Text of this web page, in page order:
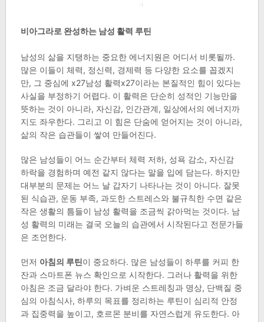
비아그라로 완성하는 남성 활력 루틴
남성의 삶을 지탱하는 중요한 에너지원은 어디서 비롯될까.
많은 이들이 체력, 정신력, 경제력 등 다양한 요소를 꼽겠지
만, 그 중심에 x27남성 활력x27이라는 본질적인 힘이 있다는
사실을 부정하기 어렵다. 이 활력은 단순히 성적인 기능만을
뜻하는 것이 아니라, 자신감, 인간관계, 일상에서의 에너지까
지도 좌우한다. 그리고 이 힘은 단숨에 얻어지는 것이 아니라,
삶의 작은 습관들이 쌓여 만들어진다.
많은 남성들이 어느 순간부터 체력 저하, 성욕 감소, 자신감
하락을 경험하며 예전 같지 않다는 말을 입에 담는다. 하지만
대부분의 문제는 어느 날 갑자기 나타나는 것이 아니다. 잘못
된 식습관, 운동 부족, 과도한 스트레스와 불규칙한 수면 같은
작은 생활의 틈들이 남성 활력을 조금씩 갉아먹는 것이다. 남
성 활력의 미래는 결국 오늘의 습관에서 시작된다고 전문가들
은 조언한다.
먼저 아침의 루틴이 중요하다. 많은 남성들이 하루를 커피 한
잔과 스마트폰 뉴스 확인으로 시작한다. 그러나 활력을 위한
아침은 조금 달라야 한다. 가벼운 스트레칭과 명상, 단백질 중
심의 아침식사, 하루의 목표를 정리하는 루틴이 심리적 안정
과 집중력을 높이고, 호르몬 분비를 자연스럽게 유도한다. 아